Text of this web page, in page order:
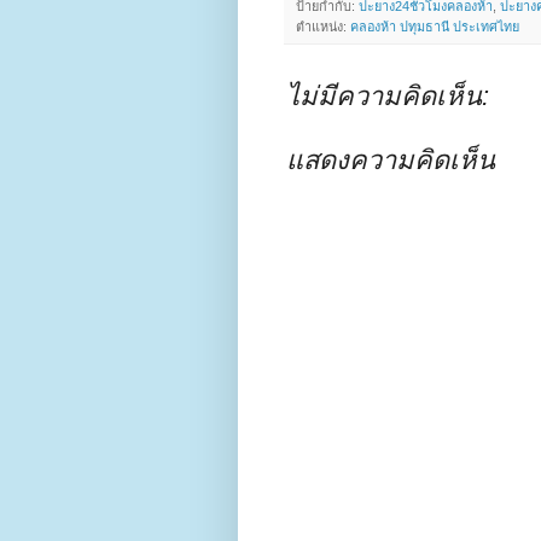
ป้ายกำกับ: ปะยาง24ชั่วโมงคลองห้า ปะยาง
ตำแหน่ง: คลองห้า ปทุมธานี ประเทศไทย
ไม่มีความคิดเห็น:
แสดงความคิดเห็น